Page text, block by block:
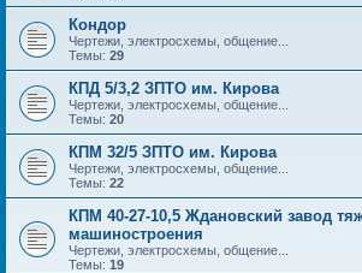
Кондор
Чертежи, электросхемы, общение...
Темы: 29
КПД 5/3,2 ЗПТО им. Кирова
Чертежи, электросхемы, общение...
Темы: 20
КПМ 32/5 ЗПТО им. Кирова
Чертежи, электросхемы, общение...
Темы: 22
КПМ 40-27-10,5 Ждановский завод
машиностроения
Чертежи, электросхемы, общение...
Темы: 19